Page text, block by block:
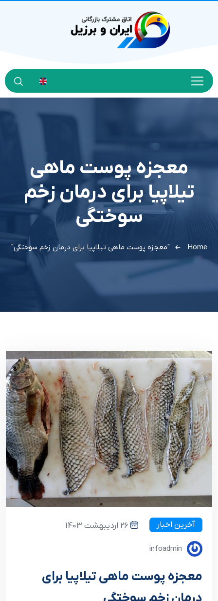
معجزه پوست ماهی
تیلاپیا برای درمان زخم
سوختگی
Home "معجزه پوست ماهی تیلاپیا برای درمان زخم سوختگی"
آخرین اخبار 26 اردیبهشت 1403
infoadmin
معجزه پوست ماهی تیلاپیا برای